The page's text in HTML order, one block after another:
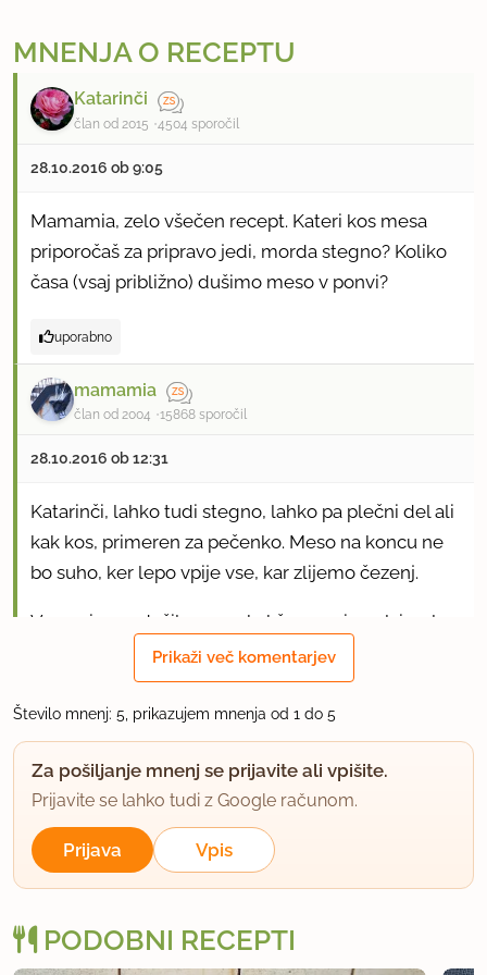
MNENJA O RECEPTU
Katarinči
član od 2015 4504 sporočil
28.10.2016 ob 9:05
Mamamia, zelo všečen recept. Kateri kos mesa
priporočaš za pripravo jedi, morda stegno? Koliko
časa (vsaj približno) dušimo meso v ponvi?
uporabno
mamamia
član od 2004 15868 sporočil
28.10.2016 ob 12:31
Katarinči, lahko tudi stegno, lahko pa plečni del ali
kak kos, primeren za pečenko. Meso na koncu ne
bo suho, ker lepo vpije vse, kar zlijemo čezenj.
V ponvi sem dušila meso kakšno uro in pol, imela
sem dva kosa, podolgovata in enakomerno debela
(podobno kot pri govedini rostbif). Ampak tudi če
ni povsem pečeno, ga potem v pečici pustiš malo
dlje in se do konca speče, če nimate radi da je
malo roza na sredini.
uporabno
30.10.2016 ob 3:58
Prikaži več komentarjev
Število mnenj: 5, prikazujem mnenja od 1 do 5
Za pošiljanje mnenj se prijavite ali vpišite.
Prijavite se lahko tudi z Google računom.
Prijava Vpis
PODOBNI RECEPTI